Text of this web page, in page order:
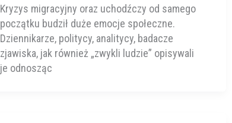
Kryzys migracyjny oraz uchodźczy od samego
początku budził duże emocje społeczne.
Dziennikarze, politycy, analitycy, badacze
zjawiska, jak również „zwykli ludzie” opisywali
je odnosząc